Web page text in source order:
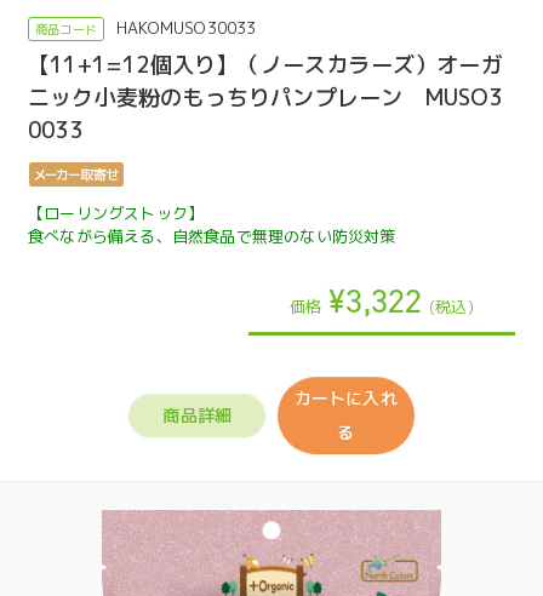
HAKOMUSO30033
【11+1=12個入り】（ノースカラーズ）オーガ
ニック小麦粉のもっちりパンプレーン MUSO3
0033
【ローリングストック】
食べながら備える、自然食品で無理のない防災対策
価格 ¥3,322 (税込)
商品詳細
カートに入れ
る